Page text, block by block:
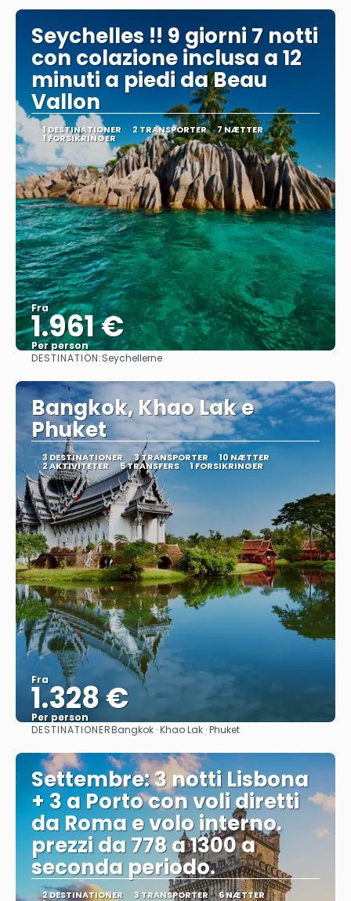
Seychelles !! 9 giorni 7 notti
con colazione inclusa a 12
minuti a piedi da Beau
Vallon
1 DESTINATIONER 2 TRANSPORTER 7 NÆTTER
1 FORSIKRINGER
Fra
1.961 €
Per person
DESTINATION:Seychellerne
Bangkok, Khao Lak e
Phuket
3 DESTINATIONER 3 TRANSPORTER 10 NÆTTER
2 AKTIVITETER 5 TRANSFERS 1 FORSIKRINGER
Fra
1.328 €
Per person
Se
DESTINATIONERBangkok · Khao Lak · Phuket
Settembre: 3 notti Lisbona
+ 3 a Porto con voli diretti
da Roma e volo interno.
prezzi da 778 a 1300 a
seconda periodo.
2 DESTINATIONER 3 TRANSPORTER 6 NÆTTER